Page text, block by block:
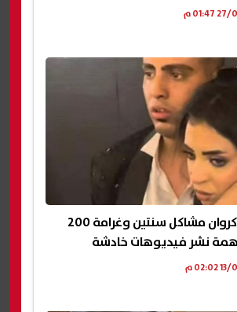
تأييد حبس كروان مشاكل سنتين وغرامة 200
نشر فيديوهات خادشة